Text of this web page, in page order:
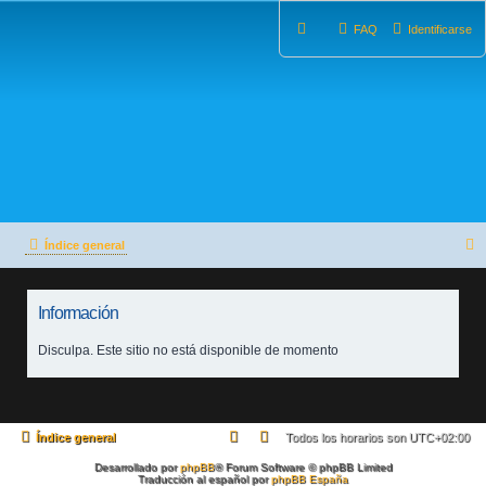
Identificarse
FAQ
Índice general
Información
Disculpa. Este sitio no está disponible de momento
Índice general Todos los horarios son UTC+02:00
Desarrollado porphpBB® Forum Software © phpBB Limited
Traducción al español porphpBB España